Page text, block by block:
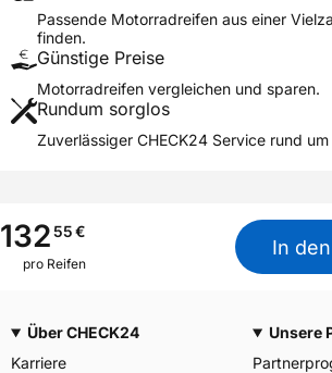
Herstellerkontakt
Hannover
Passende Motorradreifen aus einer
finden.
Günstige Preise
Motorradreifen vergleichen und sparen.
Rundum sorglos
Zuverlässiger CHECK24 Service rund
13255€
pro Reifen
In
Über CHECK24
Karriere
Unsere